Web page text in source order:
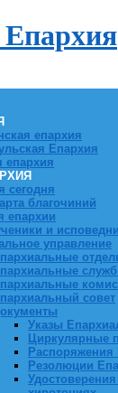
епархия
Епархия
епархия
сегодня
благочиний
епархии
и
управление
совет
Указы
Циркулярные
Распоряжения
Резолюции